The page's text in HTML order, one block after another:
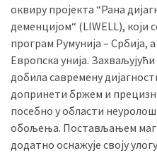
Панчево
(479)
Чланци
(306)
Ковачица
(143)
оквиру пројекта “Рана
деменцијом“ (LIWELL), који
програм Румунија – Србија,
Европска унија.
добила савремену
допринети бржем и
посебно у области
обољења. Постављањем
додатно оснажује своју